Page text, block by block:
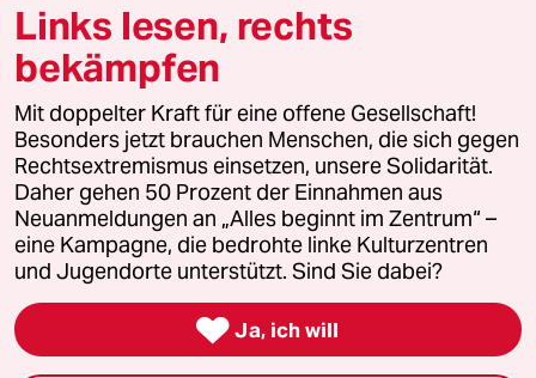
© 2026 taz Verlags und Vertriebs GmbH
Alle Rechte vorbehalten. Bei rechtlichen Fragen oder für Genehmigungen
wenden Sie sich bitte an
lizenzen@taz.de
Feedback Redaktionsstatut Kommune-Richtlinien
Leitlinie Informant Datenschutz Impressum AGB
Seitenwende Einwilligungen widerrufen (Ads)
Links lesen, rechts
bekämpfen
Mit doppelter Kraft für eine offene Gesellschaft!
Besonders jetzt brauchen Menschen, die sich gegen
Rechtsextremismus einsetzen, unsere Solidarität.
Daher gehen 50 Prozent der Einnahmen aus
Neuanmeldungen an „Alles beginnt im Zentrum“ –
eine Kampagne, die bedrohte linke Kulturzentren
und Jugendorte unterstützt. Sind Sie dabei?
 Ja, ich will